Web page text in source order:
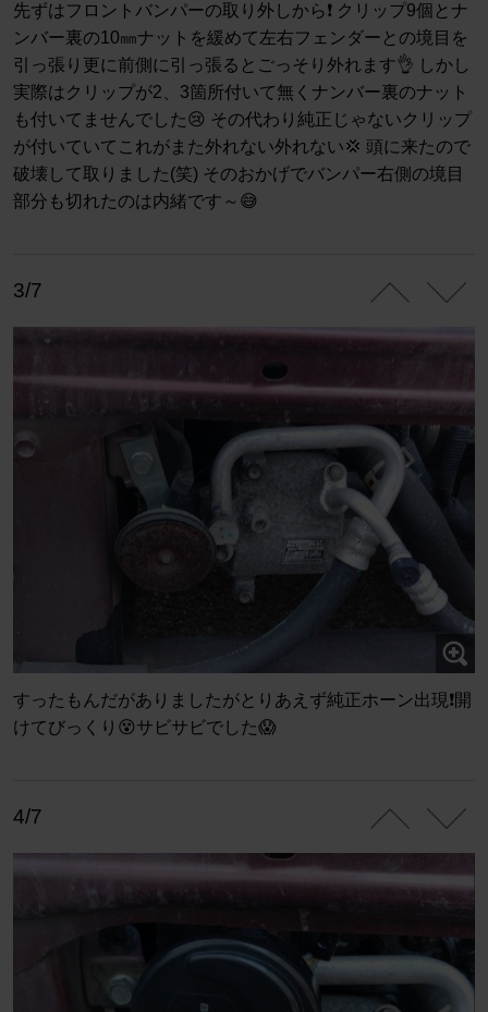
先ずはフロントバンパーの取り外しから❗ クリップ9個とナ
ンバー裏の10㎜ナットを緩めて左右フェンダーとの境目を
引っ張り更に前側に引っ張るとごっそり外れます👌 しかし
実際はクリップが2、3箇所付いて無くナンバー裏のナット
も付いてませんでした😢 その代わり純正じゃないクリップ
が付いていてこれがまた外れない外れない💢 頭に来たので
破壊して取りました(笑) そのおかげでバンパー右側の境目
部分も切れたのは内緒です～😅
3/7
すったもんだがありましたがとりあえず純正ホーン出現❗開
けてびっくり😵サビサビでした😱
4/7